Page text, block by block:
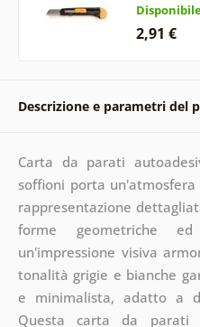
2,91 €
Descrizione e parametri del
Carta da parati
soffioni porta
rappresentazione
forme geometriche
un'impressione visiva
tonalità grigie e bianche
e minimalista, adatto a
Questa carta da